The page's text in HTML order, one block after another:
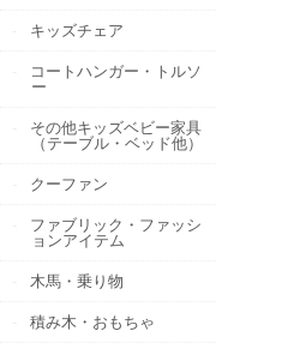
キッズチェア
コートハンガー・トルソ
ー
その他キッズベビー家具
（テーブル・ベッド他）
クーファン
ファブリック・ファッシ
ョンアイテム
木馬・乗り物
積み木・おもちゃ